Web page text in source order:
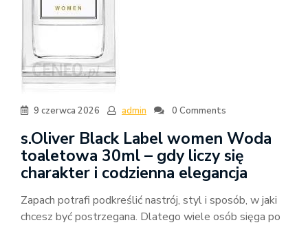
9 czerwca 2026 admin 0 Comments
s.Oliver Black Label women Woda
toaletowa 30ml – gdy liczy się
charakter i codzienna elegancja
Zapach potrafi podkreślić nastrój, styl i sposób, w jaki
chcesz być postrzegana. Dlatego wiele osób sięga po